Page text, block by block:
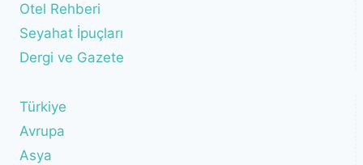
Otel Rehberi
Seyahat İpuçları
Dergi ve Gazete
Türkiye
Avrupa
Asya